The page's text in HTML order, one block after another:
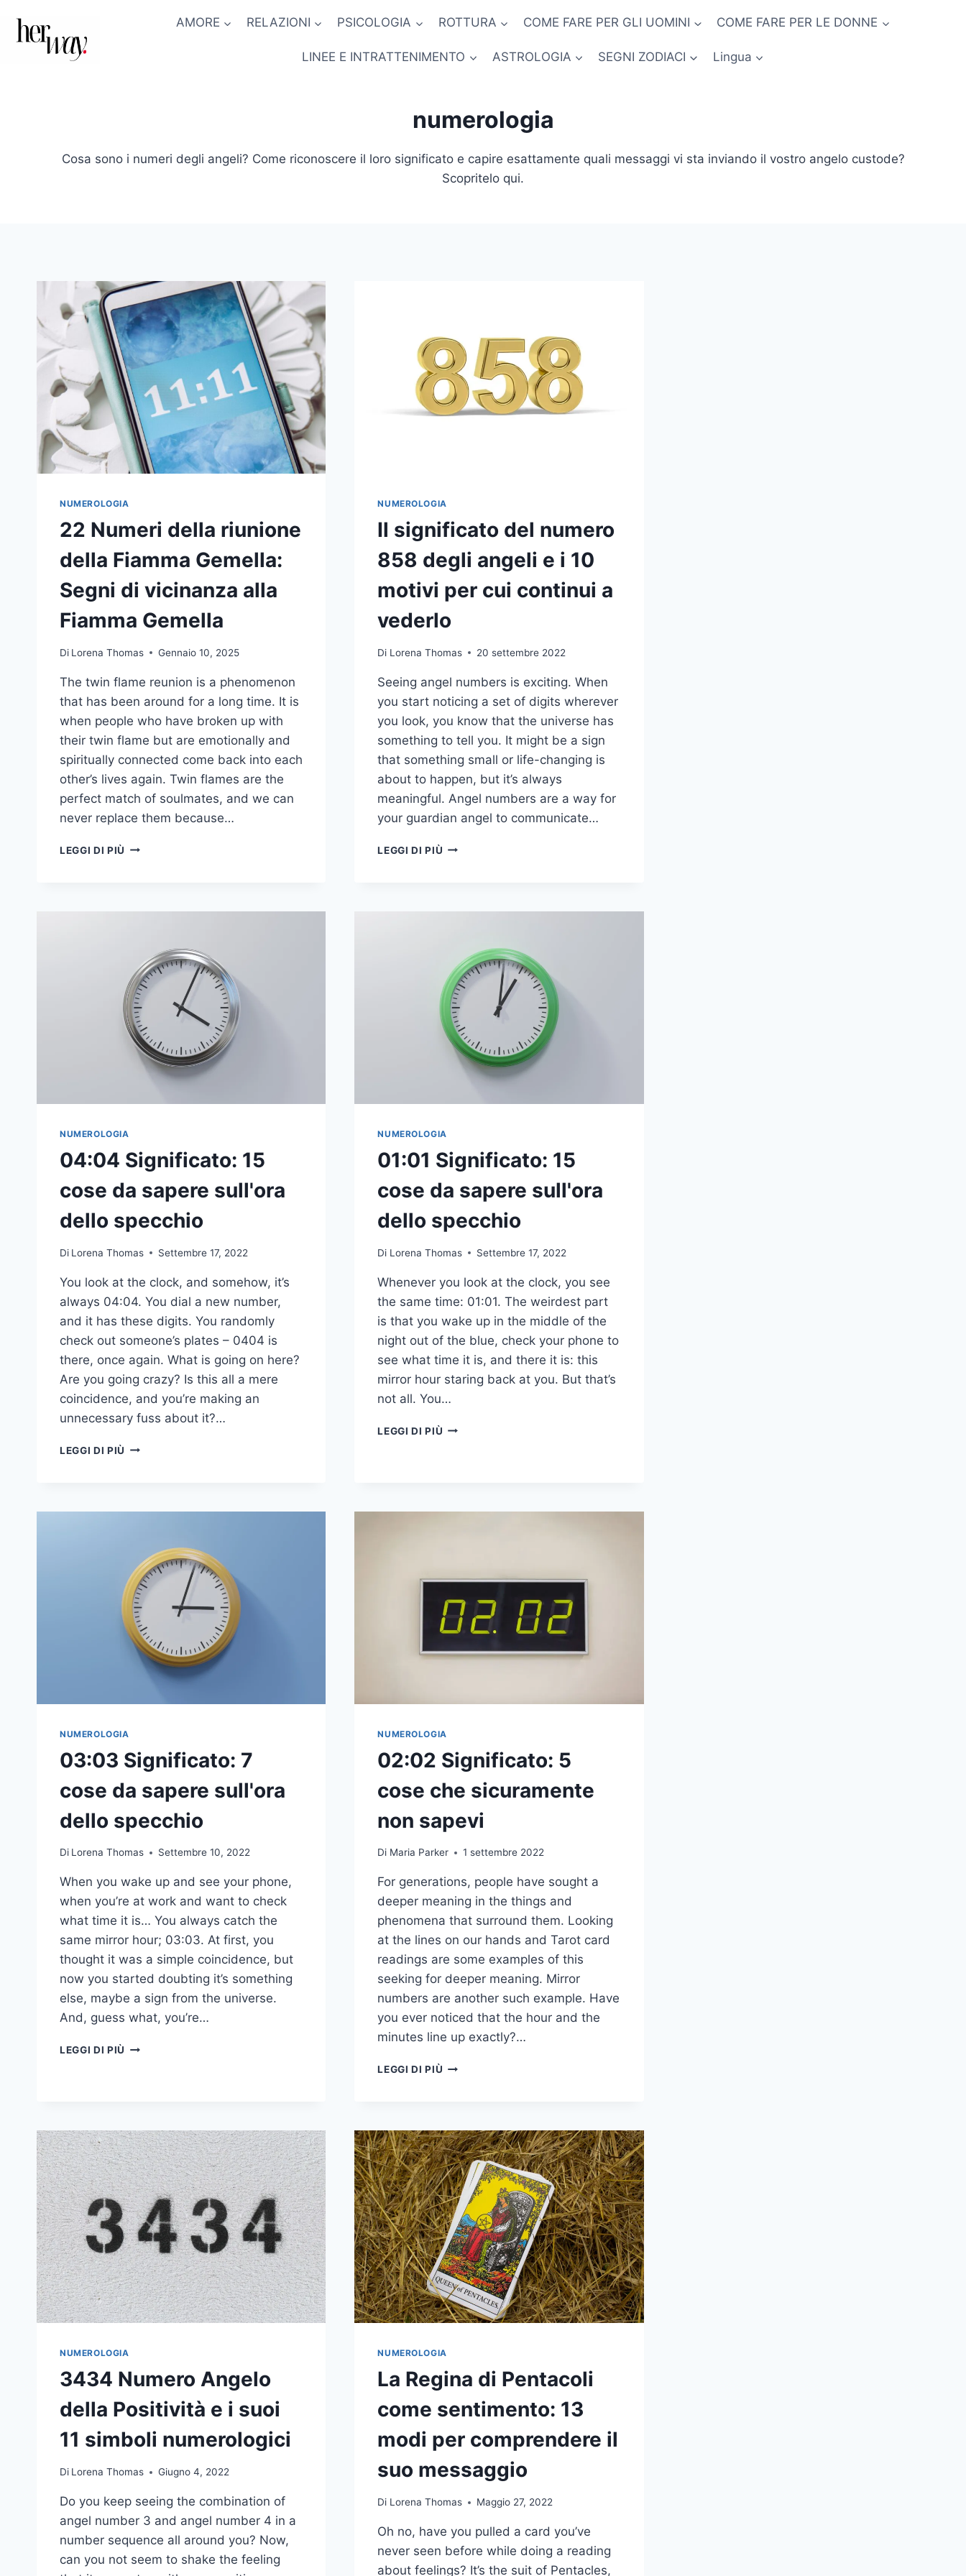
contenuto
AMORE RELAZIONI PSICOLOGIA ROTTURA COME FARE PER GLI UOMINI COME FARE PER LE DONNE
LINEE E INTRATTENIMENTO ASTROLOGIA SEGNI ZODIACI Lingua
numerologia
Cosa sono i numeri degli angeli? Come riconoscere il loro significato e capire esattamente quali messaggi vi sta inviando il vostro angelo custode?
Scopritelo qui.
NUMEROLOGIA
22 Numeri della riunione
della Fiamma Gemella:
Segni di vicinanza alla
Fiamma Gemella
Di Lorena Thomas Gennaio 10, 2025
The twin flame reunion is a phenomenon
that has been around for a long time. It is
when people who have broken up with
their twin flame but are emotionally and
spiritually connected come back into each
other’s lives again. Twin flames are the
perfect match of soulmates, and we can
never replace them because…
LEGGI DI PIÙ 22
VICINANZA
ALLA
FIAMMA
GEMELLA
NUMEROLOGIA
Il significato del numero
858 degli angeli e i 10
motivi per cui continui a
vederlo
Di Lorena Thomas 20 settembre 2022
Seeing angel numbers is exciting. When
you start noticing a set of digits wherever
you look, you know that the universe has
something to tell you. It might be a sign
that something small or life-changing is
about to happen, but it’s always
meaningful. Angel numbers are a way for
your guardian angel to communicate…
LEGGI DI PIÙ IL
10
MOTIVI
PER
CUI
CONTINUI
VEDERLO
NUMEROLOGIA
04:04 Significato: 15
cose da sapere sull'ora
dello specchio
Di Lorena Thomas Settembre 17, 2022
You look at the clock, and somehow, it’s
always 04:04. You dial a new number,
and it has these digits. You randomly
check out someone’s plates – 0404 is
there, once again. What is going on here?
Are you going crazy? Is this all a mere
coincidence, and you’re making an
unnecessary fuss about it?…
LEGGI DI PIÙ 04:04
DELLO
SPECCHIO
NUMEROLOGIA
01:01 Significato: 15
cose da sapere sull'ora
dello specchio
Di Lorena Thomas Settembre 17, 2022
Whenever you look at the clock, you see
the same time: 01:01. The weirdest part
is that you wake up in the middle of the
night out of the blue, check your phone to
see what time it is, and there it is: this
mirror hour staring back at you. But that’s
not all. You…
LEGGI DI PIÙ 01:01
NUMEROLOGIA
03:03 Significato: 7
cose da sapere sull'ora
dello specchio
Di Lorena Thomas Settembre 10, 2022
When you wake up and see your phone,
when you’re at work and want to check
what time it is… You always catch the
same mirror hour; 03:03. At first, you
thought it was a simple coincidence, but
now you started doubting it’s something
else, maybe a sign from the universe.
And, guess what, you’re…
LEGGI DI PIÙ 03:03
SULL'ORA
DELLO
SPECCHIO
NUMEROLOGIA
02:02 Significato: 5
cose che sicuramente
non sapevi
Di Maria Parker 1 settembre 2022
For generations, people have sought a
deeper meaning in the things and
phenomena that surround them. Looking
at the lines on our hands and Tarot card
readings are some examples of this
seeking for deeper meaning. Mirror
numbers are another such example. Have
you ever noticed that the hour and the
minutes line up exactly?…
LEGGI DI PIÙ 02:02
SICURAMENTE
NON
SAPEVI
NUMEROLOGIA
3434 Numero Angelo
della Positività e i suoi
11 simboli numerologici
Di Lorena Thomas Giugno 4, 2022
Do you keep seeing the combination of
angel number 3 and angel number 4 in a
number sequence all around you? Now,
can you not seem to shake the feeling
NUMEROLOGIA
La Regina di Pentacoli
come sentimento: 13
modi per comprendere il
suo messaggio
Di Lorena Thomas Maggio 27, 2022
Oh no, have you pulled a card you’ve
never seen before while doing a reading
about feelings? It’s the suit of Pentacles,